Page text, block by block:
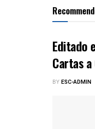
Editado
Cartas
BYESC-ADMIN